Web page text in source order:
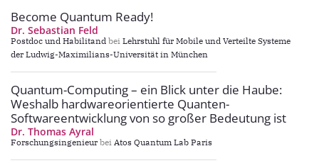
Become Quantum Ready!
Dr. Sebastian Feld
Postdoc und Habilitand bei Lehrstuhl für Mobile und Verteilte Systeme
der Ludwig-Maximilians-Universität in München
Quantum-Computing – ein Blick unter die Haube:
Weshalb hardwareorientierte Quanten-
Softwareentwicklung von so großer Bedeutung ist
Dr. Thomas Ayral
Forschungsingenieur bei Atos Quantum Lab Paris